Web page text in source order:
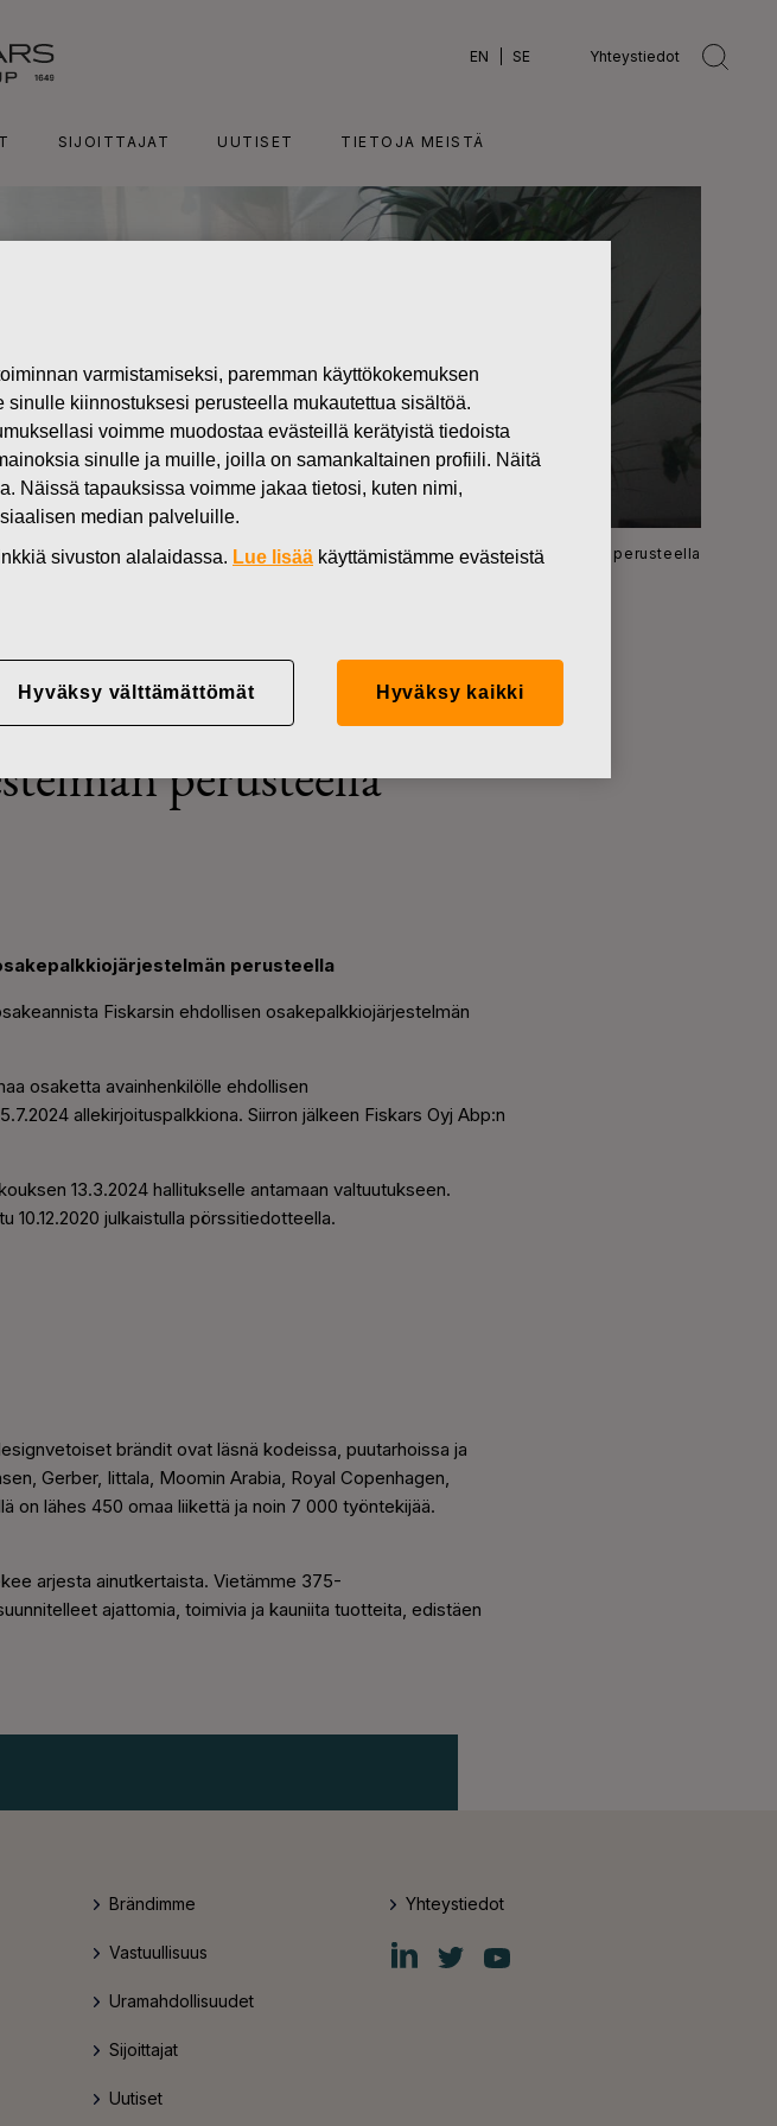
EN SE Yhteystiedot
SIJOITTAJAT UUTISET TIETOJA MEISTÄ
Oyj Abp:n suunnattu maksuton osakeanti ehdollisen osakepalkkiojärjestelmän perusteella
maksuton osakeanti
perusteella
perusteella
Fiskarsin ehdollisen osakepalkkiojärjestelmän
osaketta avainhenkilölle ehdollisen
allekirjoituspalkkiona. Siirron jälkeen Fiskars Oyj Abp:n
13.3.2024 hallitukselle antamaan valtuutukseen.
julkaistulla pörssitiedotteella.
brändit ovat läsnä kodeissa, puutarhoissa ja
Gerber, Iittala, Moomin Arabia, Royal Copenhagen,
on lähes 450 omaa liikettä ja noin 7 000 työntekijää.
arjesta ainutkertaista. Vietämme 375-
ajattomia, toimivia ja kauniita tuotteita, edistäen
Brändimme
Vastuullisuus
Uramahdollisuudet
Sijoittajat
Uutiset
Yhteystiedot
Fiskars
Group
Fiskars
Group
Fiskars
Group
varmistamiseksi, paremman käyttökokemuksen
kiinnostuksesi perusteella mukautettua sisältöä.
voimme muodostaa evästeillä kerätyistä tiedoista
sinulle ja muille, joilla on samankaltainen profiili. Näitä
Näissä tapauksissa voimme jakaa tietosi, kuten nimi,
median palveluille.
sivuston alalaidassa. Lue lisää käyttämistämme evästeistä
Hyväksy välttämättömät Hyväksy kaikki